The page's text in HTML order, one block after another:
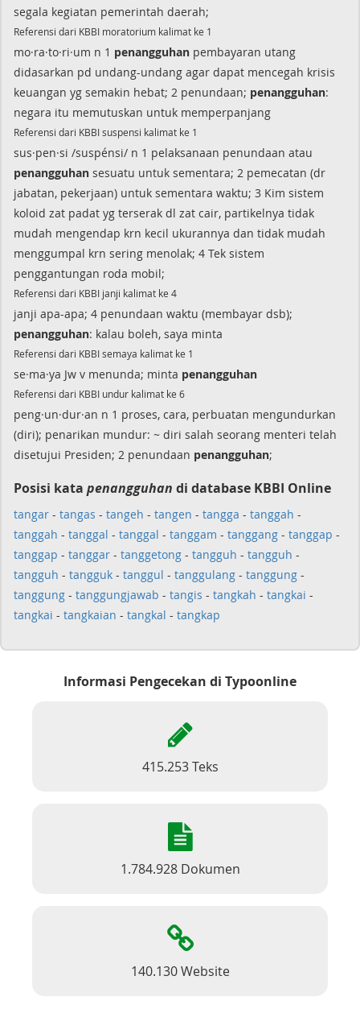
segala kegiatan pemerintah daerah;
Referensi dari KBBI moratorium kalimat ke 1
mo·ra·to·ri·um n 1 penangguhan pembayaran utang
didasarkan pd undang-undang agar dapat mencegah krisis
keuangan yg semakin hebat; 2 penundaan; penangguhan:
negara itu memutuskan untuk memperpanjang
Referensi dari KBBI suspensi kalimat ke 1
sus·pen·si /suspénsi/ n 1 pelaksanaan penundaan atau
penangguhan sesuatu untuk sementara; 2 pemecatan (dr
jabatan, pekerjaan) untuk sementara waktu; 3 Kim sistem
koloid zat padat yg terserak dl zat cair, partikelnya tidak
mudah mengendap krn kecil ukurannya dan tidak mudah
menggumpal krn sering menolak; 4 Tek sistem
penggantungan roda mobil;
Referensi dari KBBI janji kalimat ke 4
janji apa-apa; 4 penundaan waktu (membayar dsb);
penangguhan: kalau boleh, saya minta
Referensi dari KBBI semaya kalimat ke 1
se·ma·ya Jw v menunda; minta penangguhan
Referensi dari KBBI undur kalimat ke 6
peng·un·dur·an n 1 proses, cara, perbuatan mengundurkan
(diri); penarikan mundur: ~ diri salah seorang menteri telah
disetujui Presiden; 2 penundaan penangguhan;
Posisi kata penangguhan di database KBBI Online
tangar - tangas - tangeh - tangen - tangga - tanggah -
tanggah - tanggal - tanggal - tanggam - tanggang - tanggap -
tanggap - tanggar - tanggetong - tangguh - tangguh -
tangguh - tangguk - tanggul - tanggulang - tanggung -
tanggung - tanggungjawab - tangis - tangkah - tangkai -
tangkai - tangkaian - tangkal - tangkap
Informasi Pengecekan di Typoonline
415.253 Teks
1.784.928 Dokumen
140.130 Website